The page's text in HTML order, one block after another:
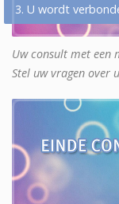
3. U wordt
Uw consult met een
Stel uw vragen over